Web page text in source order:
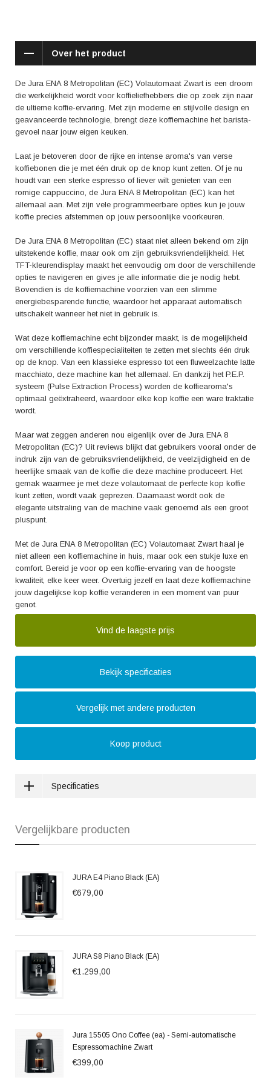
waardoor elke kop koffie een ware traktatie wordt.
Maar wat zeggen anderen nou eigenlijk over de Jura ENA 8
Metropolitan (EC)? Uit reviews blijkt dat gebruikers vooral onder de
indruk zijn van de gebruiksvriendelijkheid, de veelzijdigheid en de
heerlijke smaak van de koffie die deze machine produceert. Het gemak
waarmee je met deze volautomaat de perfecte kop koffie kunt zetten,
de machine vaak genoemd als een groot pluspunt.
Met de Jura ENA 8 Metropolitan (EC) Volautomaat Zwart haal je niet
alleen een koffiemachine in huis, maar ook een stukje luxe en comfort.
Bereid je voor op een koffie-ervaring van de hoogste kwaliteit, elke keer
weer. Overtuig jezelf en laat deze koffiemachine jouw dagelijkse kop
Over het product
De Jura ENA 8 Metropolitan (EC) Volautomaat Zwart is een droom
die werkelijkheid wordt voor koffieliefhebbers die op zoek zijn naar
de ultieme koffie-ervaring. Met zijn moderne en stijlvolle design en
geavanceerde technologie, brengt deze koffiemachine het barista-
gevoel naar jouw eigen keuken.
Laat je betoveren door de rijke en intense aroma's van verse
koffiebonen die je met één druk op de knop kunt zetten. Of je nu
houdt van een sterke espresso of liever wilt genieten van een
romige cappuccino, de Jura ENA 8 Metropolitan (EC) kan het
allemaal aan. Met zijn vele programmeerbare opties kun je jouw
koffie precies afstemmen op jouw persoonlijke voorkeuren.
De Jura ENA 8 Metropolitan (EC) staat niet alleen bekend om zijn
uitstekende koffie, maar ook om zijn gebruiksvriendelijkheid. Het
TFT-kleurendisplay maakt het eenvoudig om door de verschillende
opties te navigeren en gives je alle informatie die je nodig hebt.
Bovendien is de koffiemachine voorzien van een slimme
energiebesparende functie, waardoor het apparaat automatisch
uitschakelt wanneer het niet in gebruik is.
Wat deze koffiemachine echt bijzonder maakt, is de mogelijkheid
om verschillende koffiespecialiteiten te zetten met slechts één druk
op de knop. Van een klassieke espresso tot een fluweelzachte latte
macchiato, deze machine kan het allemaal. En dankzij het P.E.P.
systeem (Pulse Extraction Process) worden de koffiearoma's
optimaal geëxtraheerd, waardoor elke kop koffie een ware traktatie
wordt.
Maar wat zeggen anderen nou eigenlijk over de Jura ENA 8
Metropolitan (EC)? Uit reviews blijkt dat gebruikers vooral onder de
indruk zijn van de gebruiksvriendelijkheid, de veelzijdigheid en de
heerlijke smaak van de koffie die deze machine produceert. Het
gemak waarmee je met deze volautomaat de perfecte kop koffie
kunt zetten, wordt vaak geprezen. Daarnaast wordt ook de
elegante uitstraling van de machine vaak genoemd als een groot
pluspunt.
Met de Jura ENA 8 Metropolitan (EC) Volautomaat Zwart haal je
niet alleen een koffiemachine in huis, maar ook een stukje luxe en
comfort. Bereid je voor op een koffie-ervaring van de hoogste
kwaliteit, elke keer weer. Overtuig jezelf en laat deze koffiemachine
jouw dagelijkse kop koffie veranderen in een moment van puur
genot.
Vind de laagste prijs
Bekijk specificaties
Vergelijk met andere producten
Koop product
Specificaties
Vergelijkbare producten
JURA E4 Piano Black (EA)
€679,00
JURA S8 Piano Black (EA)
€1.299,00
Jura 15505 Ono Coffee (ea) - Semi-automatische
Espressomachine Zwart
€399,00